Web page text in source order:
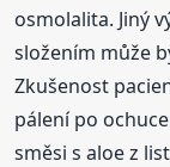
osmolalita. Jiný
složením může
Zkušenost
pálení po
směsi s aloe z